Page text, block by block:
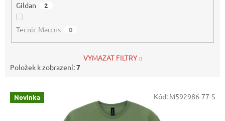
Gildan 2
Tecnic Marcus 0
VYMAZAT FILTRY
Položek k zobrazení:7
V Novinka Kód: M592986-77-S